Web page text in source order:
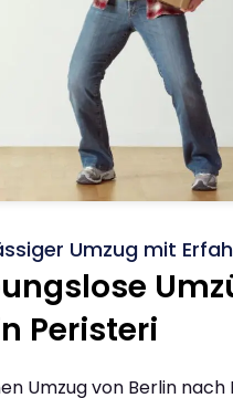
Umzug mit
Peristeri
Umzug von Berlin nach